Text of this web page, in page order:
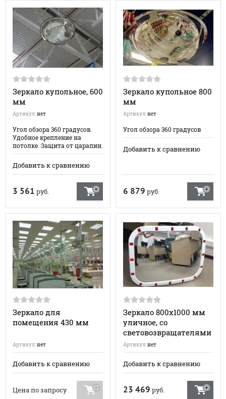
Зеркало купольное, 600
мм
Артикул:нет
Угол обзора 360 градусов.
Удобное крепление на
потолке. Защита от царапин.
Добавить к сравнению
3 561 руб.
Зеркало купольное 800
мм
Артикул:нет
Угол обзора 360 градусов
Добавить к сравнению
6 879 руб.
Зеркало для
помещения 430 мм
Артикул:нет
Добавить к сравнению
Цена по запросу
Зеркало 800х1000 мм
уличное, со
световозвращателями
Артикул:нет
Добавить к сравнению
23 469 руб.